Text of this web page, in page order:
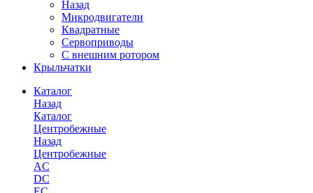
Назад
Микродвигатели
Квадратные
Сервоприводы
С внешним ротором
Крыльчатки
Каталог
Назад
Каталог
Центробежные
Назад
Центробежные
AC
DC